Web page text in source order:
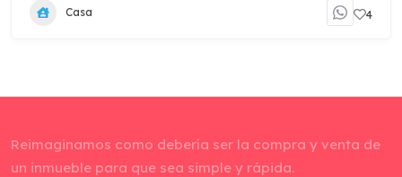
Casa 4
Reimaginamos como debería ser la compra y venta de
un inmueble para que sea simple y rápida.